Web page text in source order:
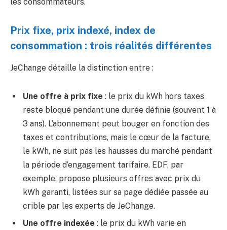
Prix fixe, prix indexé, index de
consommation : trois réalités différentes
JeChange détaille la distinction entre :
Une offre à prix fixe : le prix du kWh hors taxes
reste bloqué pendant une durée définie (souvent 1 à
3 ans). L’abonnement peut bouger en fonction des
taxes et contributions, mais le cœur de la facture,
le kWh, ne suit pas les hausses du marché pendant
la période d’engagement tarifaire. EDF, par
exemple, propose plusieurs offres avec prix du
kWh garanti, listées sur sa page dédiée passée au
crible par les experts de JeChange.
Une offre indexée : le prix du kWh varie en